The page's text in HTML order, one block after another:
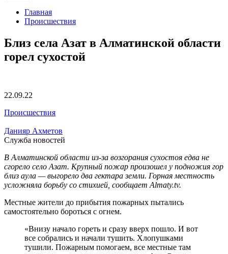
Главная
Происшествия
Близ села Азат в Алматинской области
горел сухостой
22.09.22
Происшествия
Данияр Ахметов
Служба новостей
В Алматинской области из-за возгорания сухостоя едва не
сгорело село Азат. Крупный пожар произошел у подножия гор
близ аула — выгорело два гектара земли. Горная местность
усложняла борьбу со стихией, сообщает Almaty.tv.
Местные жители до прибытия пожарных пытались
самостоятельно бороться с огнем.
«Внизу начало гореть и сразу вверх пошло. И вот
все собрались и начали тушить. Хлопушками
тушили. Пожарным помогаем, все местные там